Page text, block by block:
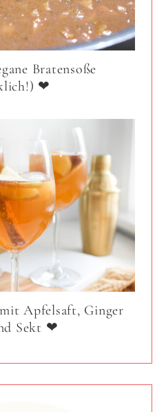
Bratensoße
❤
Apfelsaft, Ginger
Sekt ❤